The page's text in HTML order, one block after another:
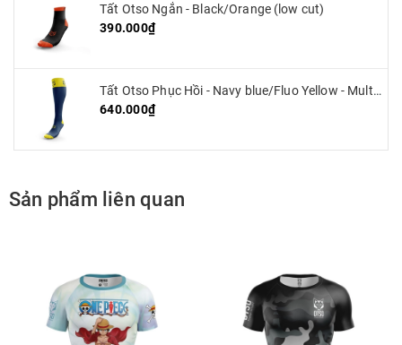
Tất Otso Ngắn - Black/Orange (low cut)
390.000₫
Tất Otso Phục Hồi - Navy blue/Fluo Yellow - Multisport Recovery
640.000₫
Sản phẩm liên quan